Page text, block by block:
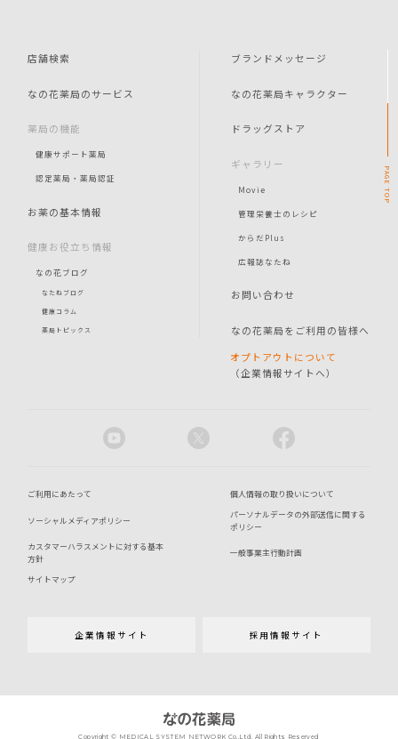
店舗検索
なの花薬局のサービス
薬局の機能
健康サポート薬局
認定薬局・薬局認証
お薬の基本情報
健康お役立ち情報
なの花ブログ
なたねブログ
健康コラム
薬局トピックス
ブランドメッセージ
なの花薬局キャラクター
ドラッグストア
ギャラリー
Movie
管理栄養士のレシピ
からだPlus
広報誌なたね
お問い合わせ
なの花薬局をご利用の皆様へ
オプトアウトについて
（企業情報サイトへ）
企業情報サイト 採用情報サイト
ご利用にあたって 個人情報の取り扱いについて
ソーシャルメディアポリシー
パーソナルデータの外部送信に関する
ポリシー
カスタマーハラスメントに対する基本
方針
一般事業主行動計画
サイトマップ
PAGE
TOP
Copyright © MEDICAL SYSTEM NETWORK Co.,Ltd. All Rights Reserved